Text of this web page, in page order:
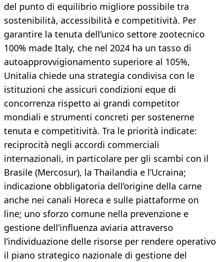
del punto di equilibrio migliore possibile tra
sostenibilità, accessibilità e competitività. Per
garantire la tenuta dell’unico settore zootecnico
100% made Italy, che nel 2024 ha un tasso di
autoapprovvigionamento superiore al 105%,
Unitalia chiede una strategia condivisa con le
istituzioni che assicuri condizioni eque di
concorrenza rispetto ai grandi competitor
mondiali e strumenti concreti per sostenerne
tenuta e competitività. Tra le priorità indicate:
reciprocità negli accordi commerciali
internazionali, in particolare per gli scambi con il
Brasile (Mercosur), la Thailandia e l’Ucraina;
indicazione obbligatoria dell’origine della carne
anche nei canali Horeca e sulle piattaforme on
line; uno sforzo comune nella prevenzione e
gestione dell’influenza aviaria attraverso
l’individuazione delle risorse per rendere operativo
il piano strategico nazionale di gestione del